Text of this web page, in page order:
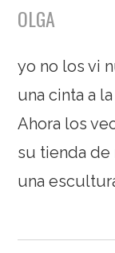
OLGA
yo no los vi
una cinta a
Ahora los
su tienda de
una